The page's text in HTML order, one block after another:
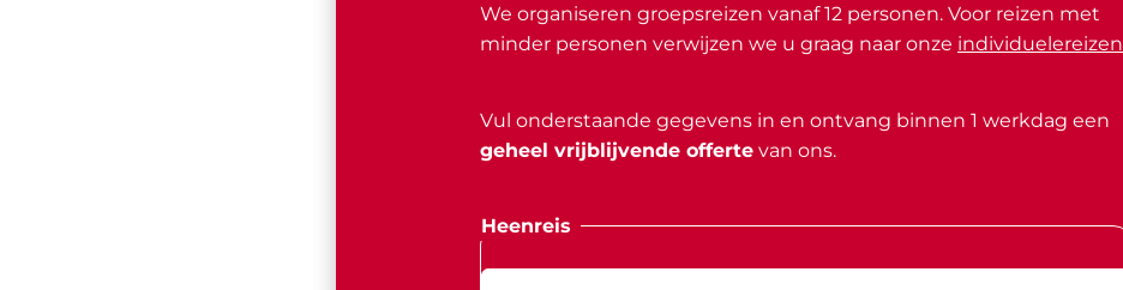
We organiseren groepsreizen vanaf 12 personen. Voor reizen met
minder personen verwijzen we u graag naar onze individuelereizen
Vul onderstaande gegevens in en ontvang binnen 1 werkdag een
geheel vrijblijvende offerte van ons.
Heenreis